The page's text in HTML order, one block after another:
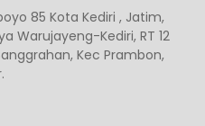
85 Kota Kediri , Jatim,
Warujayeng-Kediri, RT 12
Kec Prambon,